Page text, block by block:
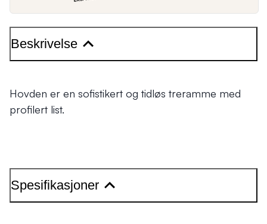
Beskrivelse
Hovden er en sofistikert og tidløs treramme med
profilert list.
Spesifikasjoner